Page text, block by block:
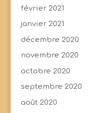
février 2021
janvier 2021
décembre 2020
novembre 2020
octobre 2020
septembre 2020
août 2020